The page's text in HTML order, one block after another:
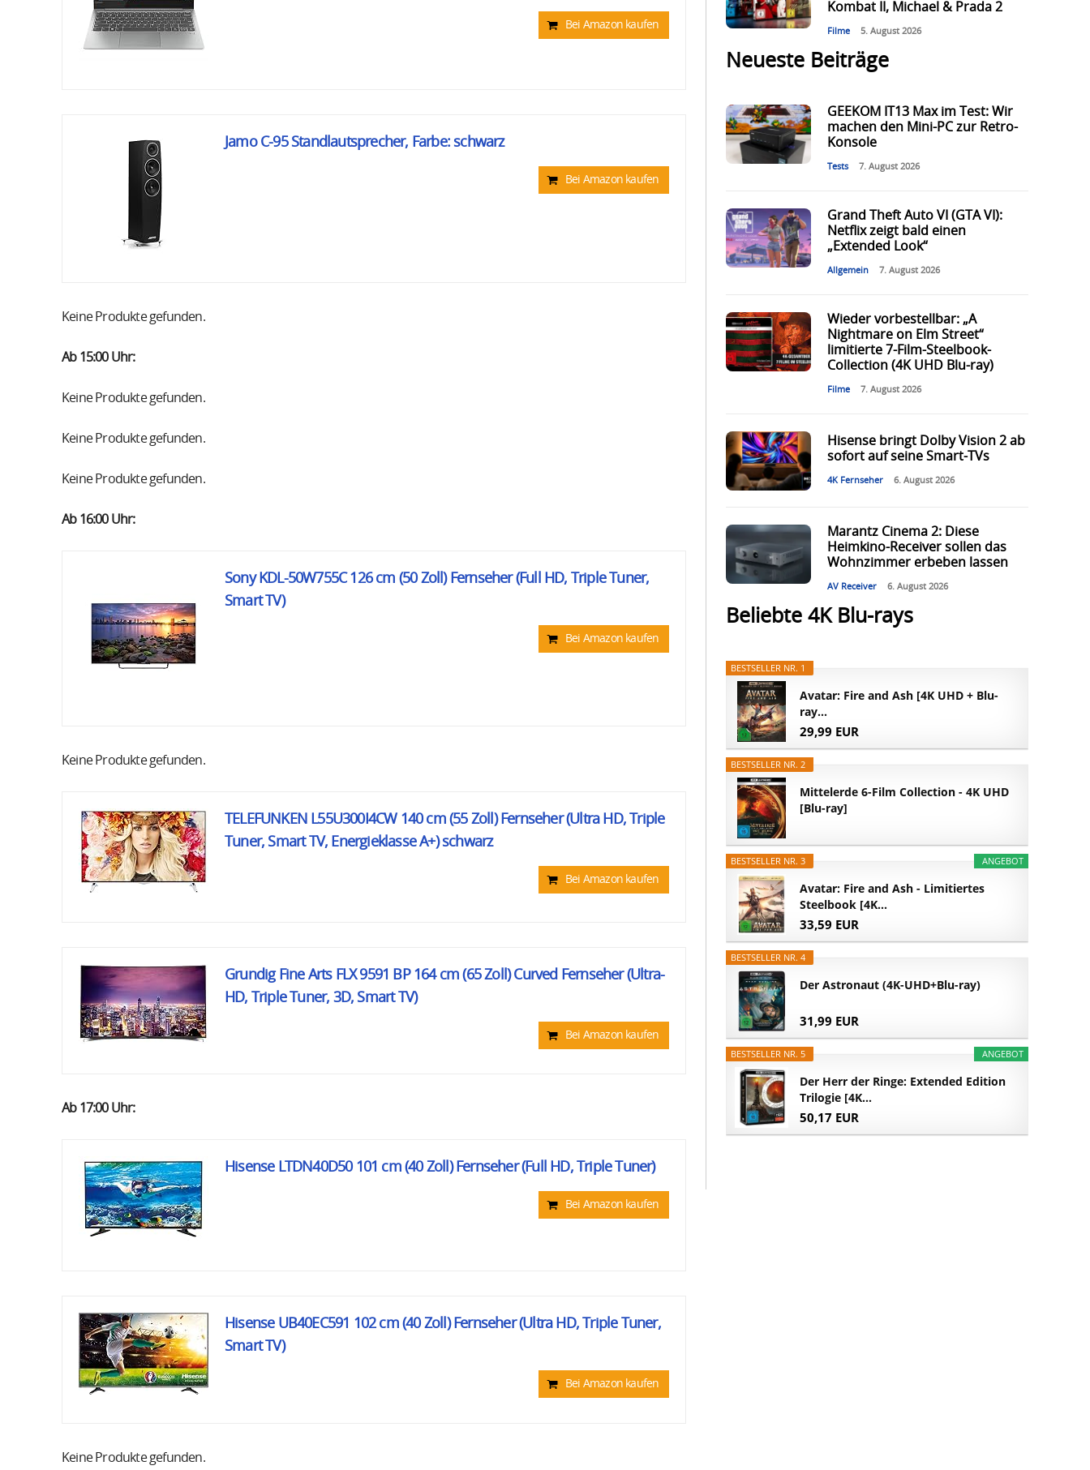
Bei Amazon kaufen
Jamo C-95 Standlautsprecher, Farbe: schwarz
Bei Amazon kaufen
Keine Produkte gefunden.
Ab 15:00 Uhr:
Keine Produkte gefunden.
Keine Produkte gefunden.
Keine Produkte gefunden.
Ab 16:00 Uhr:
Sony KDL-50W755C 126 cm (50 Zoll) Fernseher (Full HD, Triple Tuner,
Smart TV)
Bei Amazon kaufen
Keine Produkte gefunden.
TELEFUNKEN L55U300I4CW 140 cm (55 Zoll) Fernseher (Ultra HD, Triple
Tuner, Smart TV, Energieklasse A+) schwarz
Bei Amazon kaufen
Grundig Fine Arts FLX 9591 BP 164 cm (65 Zoll) Curved Fernseher (Ultra-
HD, Triple Tuner, 3D, Smart TV)
Bei Amazon kaufen
Ab 17:00 Uhr:
Hisense LTDN40D50 101 cm (40 Zoll) Fernseher (Full HD, Triple Tuner)
Bei Amazon kaufen
Hisense UB40EC591 102 cm (40 Zoll) Fernseher (Ultra HD, Triple Tuner,
Smart TV)
Bei Amazon kaufen
Keine Produkte gefunden.
Kombat II, Michael & Prada 2
Filme 5. August 2026
Neueste Beiträge
GEEKOM IT13 Max im Test: Wir
machen den Mini-PC zur Retro-
Konsole
Tests 7. August 2026
Grand Theft Auto VI (GTA VI):
Netflix zeigt bald einen
„Extended Look“
Allgemein 7. August 2026
Wieder vorbestellbar: „A
Nightmare on Elm Street“
limitierte 7-Film-Steelbook-
Collection (4K UHD Blu-ray)
Filme 7. August 2026
Hisense bringt Dolby Vision 2 ab
sofort auf seine Smart-TVs
4K Fernseher 6. August 2026
Marantz Cinema 2: Diese
Heimkino-Receiver sollen das
Wohnzimmer erbeben lassen
AV Receiver 6. August 2026
Beliebte 4K Blu-rays
BESTSELLER NR. 1
Avatar: Fire and Ash [4K UHD + Blu-
ray...
29,99 EUR
BESTSELLER NR. 2
Mittelerde 6-Film Collection - 4K UHD
[Blu-ray]
ANGEBOT
BESTSELLER NR. 3
Avatar: Fire and Ash - Limitiertes
Steelbook [4K...
33,59 EUR
BESTSELLER NR. 4
Der Astronaut (4K-UHD+Blu-ray)
31,99 EUR
ANGEBOT
BESTSELLER NR. 5
Der Herr der Ringe: Extended Edition
Trilogie [4K...
50,17 EUR